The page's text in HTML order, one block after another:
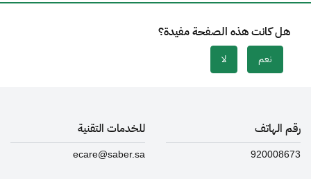
هل كانت هذه الصفحة مفيدة؟
نعم لا
رقم الهاتف
920008673
للخدمات التقنية
ecare@saber.sa